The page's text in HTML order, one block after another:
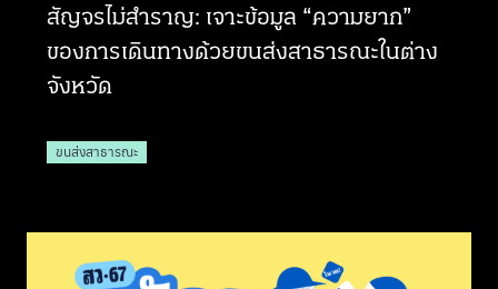
สัญจรไม่สำราญ: เจาะข้อมูล “ความยาก”
ของการเดินทางด้วยขนส่งสาธารณะในต่าง
จังหวัด
ขนส่งสาธารณะ